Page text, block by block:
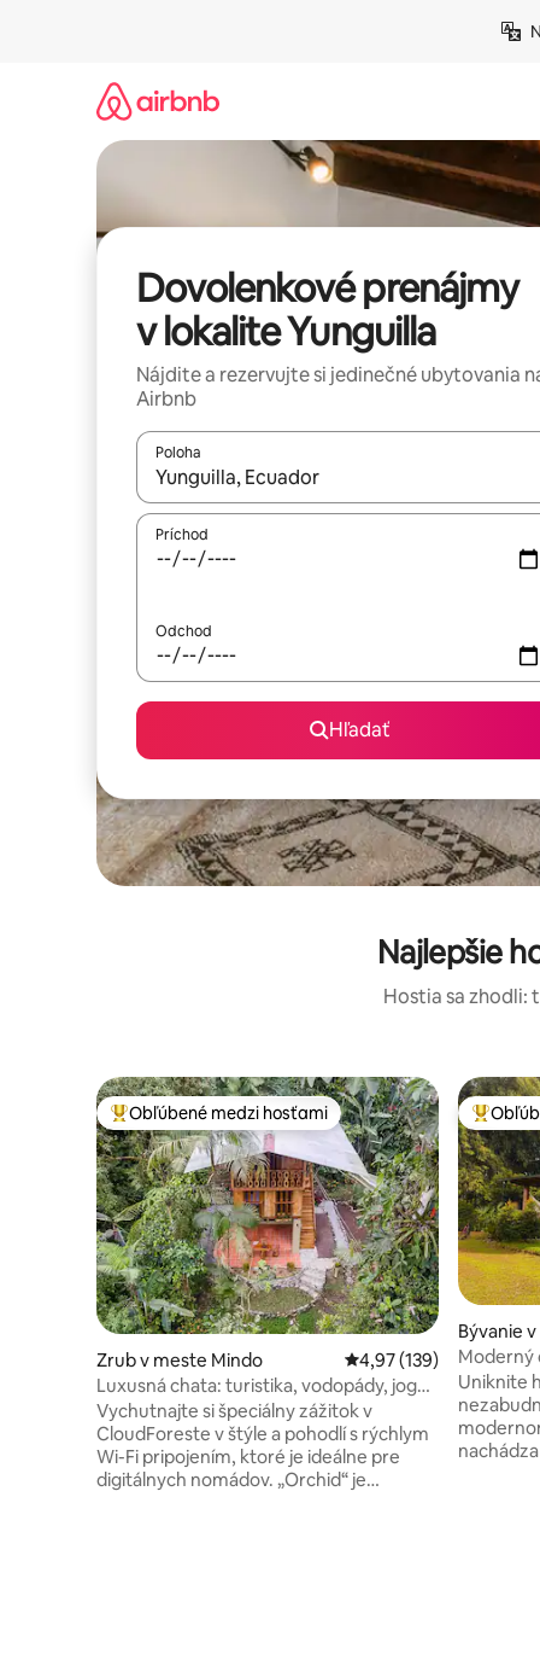
Dovolenkové prenájmy
v lokalite Yunguilla
Nájdite a rezervujte si jedinečné ubytovania
Airbnb
Poloha
Keď budú výsledky k dispozícii, môžete si ich
Príchod
Odchod
Hľadať
Najlepšie
Hostia sa zhodli:
Najobľúbenejšie medzi hosťami
Obľúbené medzi hosťami
Zrub v meste Mindo Priemerné
4,97 (139)
Luxusná chata: turistika, vodopády, joga,
sauna, les
Vychutnajte si špeciálny zážitok v
CloudForeste v štýle a pohodlí s rýchlym
Wi-Fi pripojením, ktoré je ideálne pre
digitálnych nomádov. „Orchid“ je
Bývanie
Moderný
Príroda
Uniknite